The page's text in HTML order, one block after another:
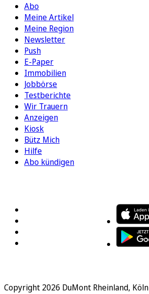
Abo
Meine Artikel
Meine Region
Newsletter
Push
E-Paper
Immobilien
Jobbörse
Testberichte
Wir Trauern
Anzeigen
Kiosk
Bütz Mich
Hilfe
Abo kündigen
Copyright 2026 DuMont Rheinland, Köln